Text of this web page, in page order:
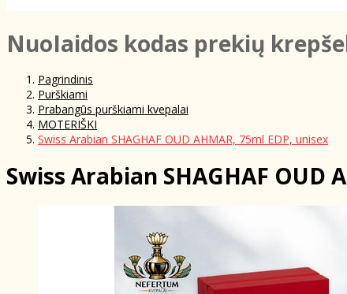
NuoIaidos kodas prekių
Pagrindinis
Purškiami
Prabangūs purškiami kvepalai
MOTERIŠKI
Swiss Arabian SHAGHAF OUD AHMAR, 75ml EDP, unisex
Swiss Arabian SHAGHAF OUD